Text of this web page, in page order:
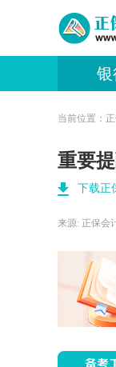
银
当前位置：
重要
下载正
来源: 正保会